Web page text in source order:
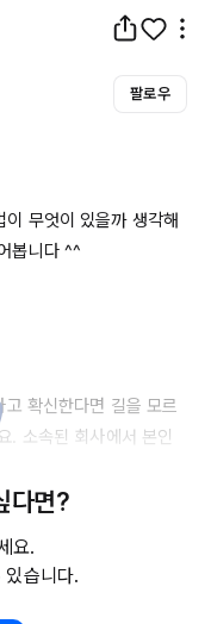
팔로우
무엇이 있을까 생각해
봅니다 ^^
확신한다면 길을 모르
. 소속된 회사에서 본인
더 나아가 타 팀의 업무,
다. 업무를 수행할 때 분
다면?
요.
있습니다.